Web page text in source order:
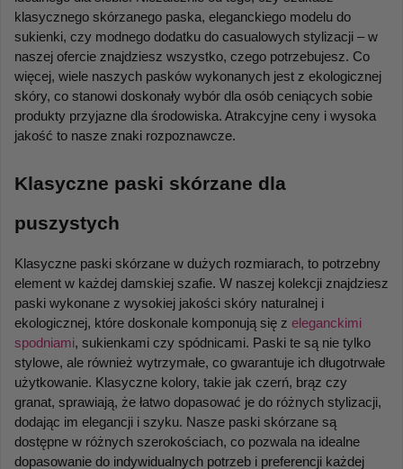
klasycznego skórzanego paska, eleganckiego modelu do
sukienki, czy modnego dodatku do casualowych stylizacji – w
naszej ofercie znajdziesz wszystko, czego potrzebujesz. Co
więcej, wiele naszych pasków wykonanych jest z ekologicznej
skóry, co stanowi doskonały wybór dla osób ceniących sobie
produkty przyjazne dla środowiska. Atrakcyjne ceny i wysoka
jakość to nasze znaki rozpoznawcze.
Klasyczne paski skórzane dla
puszystych
Klasyczne paski skórzane w dużych rozmiarach, to potrzebny
element w każdej damskiej szafie. W naszej kolekcji znajdziesz
paski wykonane z wysokiej jakości skóry naturalnej i
ekologicznej, które doskonale komponują się z eleganckimi
spodniami, sukienkami czy spódnicami. Paski te są nie tylko
stylowe, ale również wytrzymałe, co gwarantuje ich długotrwałe
użytkowanie. Klasyczne kolory, takie jak czerń, brąz czy
granat, sprawiają, że łatwo dopasować je do różnych stylizacji,
dodając im elegancji i szyku. Nasze paski skórzane są
dostępne w różnych szerokościach, co pozwala na idealne
dopasowanie do indywidualnych potrzeb i preferencji każdej